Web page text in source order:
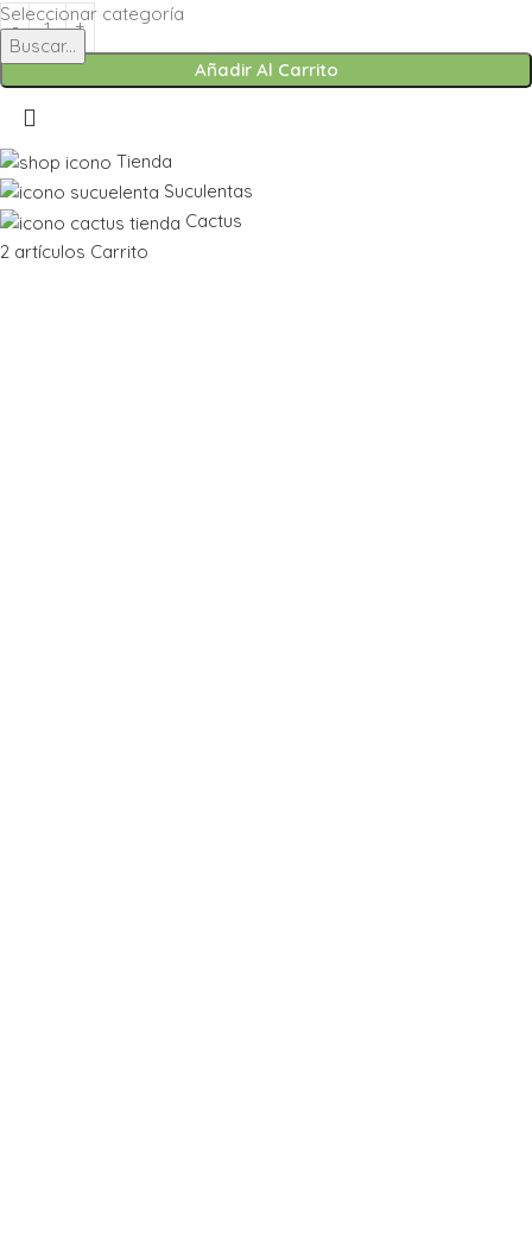
Seleccionar categoría
Buscar...
Añadir Al Carrito
Tienda
Suculentas
Cactus
2 artículos Carrito